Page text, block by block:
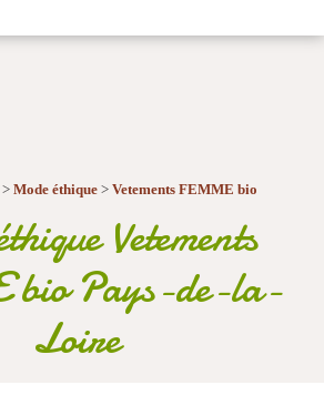
> Mode éthique > Vetements FEMME bio
Vetements
bio Pays-de-la-
Loire